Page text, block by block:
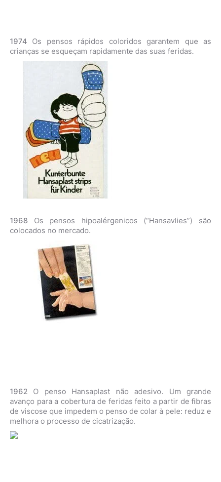
1974 Os pensos rápidos coloridos garantem que as
crianças se esqueçam rapidamente das suas feridas.
1968 Os pensos hipoalérgenicos (“Hansavlies”) são
colocados no mercado.
1962 O penso Hansaplast não adesivo. Um grande
avanço para a cobertura de feridas feito a partir de fibras
de viscose que impedem o penso de colar à pele: reduz e
melhora o processo de cicatrização.